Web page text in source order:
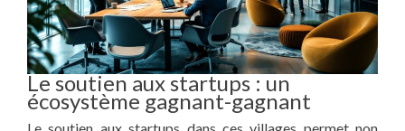
Le soutien aux startups : un
écosystème gagnant-gagnant